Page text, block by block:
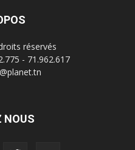
réservés
- 71.962.617
NOUS